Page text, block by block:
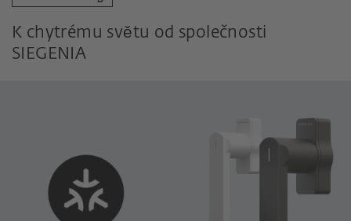
K chytrému světu od společnosti
SIEGENIA